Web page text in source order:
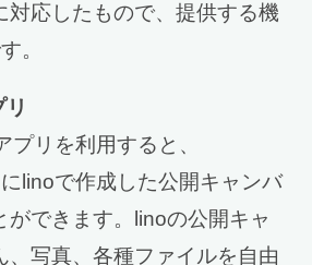
対応したもので、提供する機
。
プリを利用すると、
linoで作成した公開キャンバ
ができます。linoの公開キャ
、写真、各種ファイルを自由